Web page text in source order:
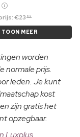
€23 69
TOON MEER
worden
normale prijs.
leden. Je kunt
kost
zijn gratis het
opzegbaar.
Luxplus